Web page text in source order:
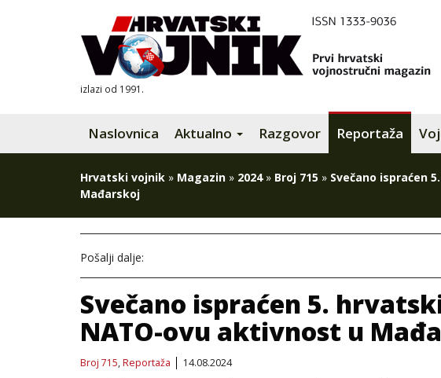
izlazi od 1991.
Naslovnica Aktualno Razgovor Reportaža
Hrvatski vojnik » Magazin » 2024» Broj 715 » Svečano ispraćen
Mađarskoj
Pošalji dalje:
Svečano ispraćen 5.
NATO-ovu aktivnost u
Broj 715,Reportaža 14.08.2024